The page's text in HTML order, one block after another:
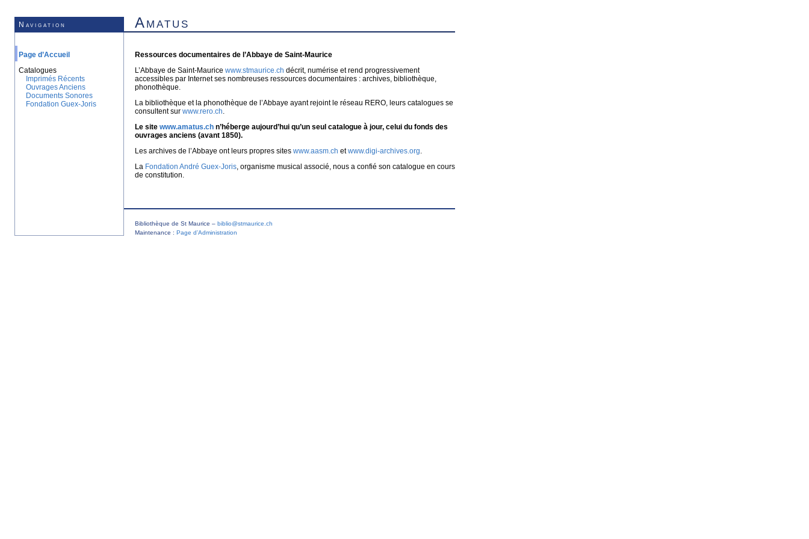
Navigation Amatus
Page d’Accueil
Catalogues
Imprimés Récents
Ouvrages Anciens
Documents Sonores
Fondation Guex-Joris
Ressources documentaires de l’Abbaye de Saint-Maurice
L’Abbaye de Saint-Maurice www.stmaurice.ch décrit, numérise et rend progressivement
accessibles par Internet ses nombreuses ressources documentaires : archives, bibliothèque,
phonothèque.
La bibliothèque et la phonothèque de l’Abbaye ayant rejoint le réseau RERO, leurs catalogues se
consultent sur www.rero.ch.
Le site www.amatus.ch n’héberge aujourd’hui qu’un seul catalogue à jour, celui du fonds des
ouvrages anciens (avant 1850).
Les archives de l’Abbaye ont leurs propres sites www.aasm.ch etwww.digi-archives.org.
La Fondation André Guex-Joris, organisme musical associé, nous a confié son catalogue en cours
de constitution.
Bibliothèque de St Maurice – biblio@stmaurice.ch
Maintenance : Page d’Administration